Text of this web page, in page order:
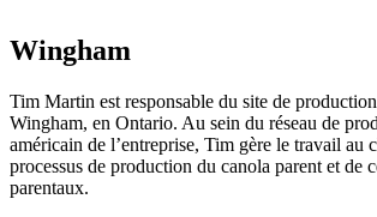
Wingham
Tim Martin est responsable du site de
Wingham, en Ontario. Au sein du réseau de
américain de l’entreprise, Tim gère le travail au
processus de production du canola parent et de
parentaux.